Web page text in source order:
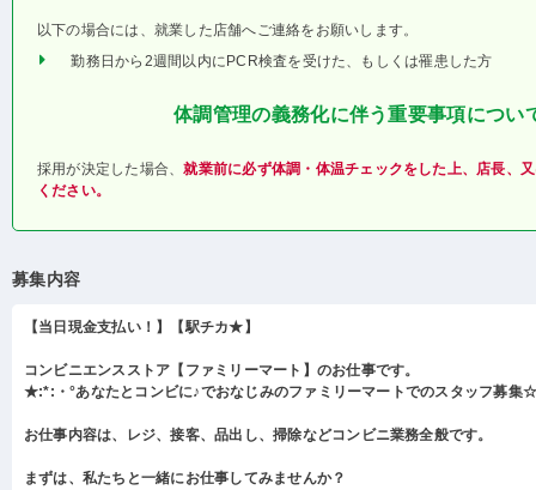
以下の場合には、就業した店舗へご連絡をお願いします。
勤務日から2週間以内にPCR検査を受けた、もしくは罹患した方
体調管理の義務化に伴う重要事項につい
採用が決定した場合、就業前に必ず体調・体温チェックをした上、店長、
ください。
募集内容
【当日現金支払い！】【駅チカ★】
コンビニエンスストア【ファミリーマート】のお仕事です。
★:*:・°あなたとコンビに♪でおなじみのファミリーマートでのスタッフ募集
お仕事内容は、レジ、接客、品出し、掃除などコンビニ業務全般です。
まずは、私たちと一緒にお仕事してみませんか？